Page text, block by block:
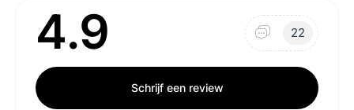
4.9 22
Schrijf een review